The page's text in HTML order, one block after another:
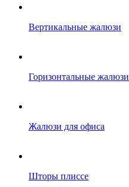
Вертикальные жалюзи
Горизонтальные жалюзи
Жалюзи для офиса
Шторы плиссе